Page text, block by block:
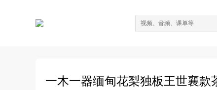
一木一器缅甸花梨独板王世襄